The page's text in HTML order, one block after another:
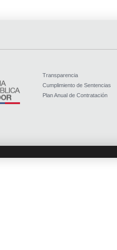
Transparencia
Cumplimiento de Sentencias
Plan Anual de Contratación